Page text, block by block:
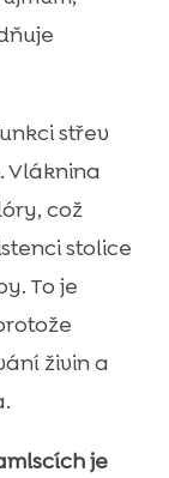
střev
Vláknina
což
stolice
To je
živin a
je